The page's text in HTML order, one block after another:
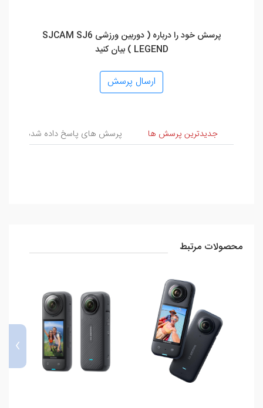
پرسش خود را درباره ( دوربین ورزشی SJCAM SJ6
LEGEND ) بیان کنید
ارسال پرسش
پرسش و پاسخ
جدیدترین پرسش ها پرسش های پاسخ داده شده
محصولات مرتبط
›